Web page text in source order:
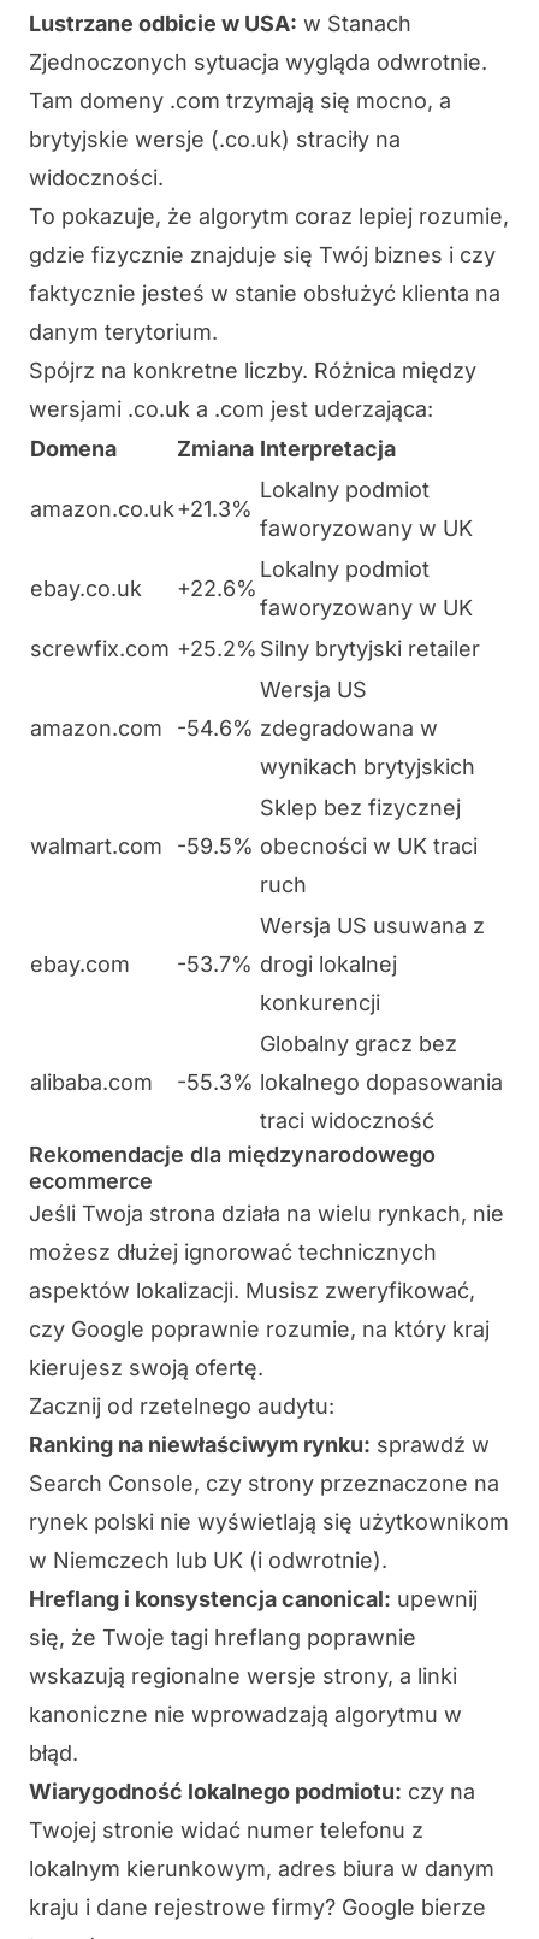
Lustrzane odbicie w USA: w Stanach
Zjednoczonych sytuacja wygląda odwrotnie.
Tam domeny .com trzymają się mocno, a
brytyjskie wersje (.co.uk) straciły na
widoczności.
To pokazuje, że algorytm coraz lepiej rozumie,
gdzie fizycznie znajduje się Twój biznes i czy
faktycznie jesteś w stanie obsłużyć klienta na
danym terytorium.
Spójrz na konkretne liczby. Różnica między
wersjami .co.uk a .com jest uderzająca:
Domena
Zmiana Interpretacja
amazon.co.uk+21.3%
Lokalny podmiot
faworyzowany w UK
ebay.co.uk +22.6%
Lokalny podmiot
faworyzowany w UK
screwfix.com +25.2% Silny brytyjski retailer
amazon.com -54.6%
Wersja US
zdegradowana w
wynikach brytyjskich
walmart.com -59.5%
Sklep bez fizycznej
obecności w UK traci
ruch
ebay.com -53.7%
Wersja US usuwana z
drogi lokalnej
konkurencji
alibaba.com -55.3%
Globalny gracz bez
lokalnego dopasowania
traci widoczność
Rekomendacje dla międzynarodowego
ecommerce
Jeśli Twoja strona działa na wielu rynkach, nie
możesz dłużej ignorować technicznych
aspektów lokalizacji. Musisz zweryfikować,
czy Google poprawnie rozumie, na który kraj
kierujesz swoją ofertę.
Zacznij od rzetelnego audytu:
Ranking na niewłaściwym rynku: sprawdź w
Search Console, czy strony przeznaczone na
rynek polski nie wyświetlają się użytkownikom
w Niemczech lub UK (i odwrotnie).
Hreflang i konsystencja canonical: upewnij
się, że Twoje tagi hreflang poprawnie
wskazują regionalne wersje strony, a linki
kanoniczne nie wprowadzają algorytmu w
błąd.
Wiarygodność lokalnego podmiotu: czy na
Twojej stronie widać numer telefonu z
lokalnym kierunkowym, adres biura w danym
kraju i dane rejestrowe firmy? Google bierze